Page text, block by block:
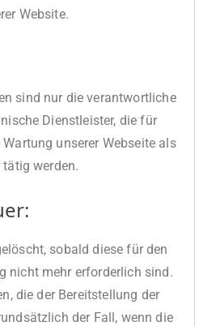
Website.
sind nur die verantwortliche
Dienstleister, die für
unserer Webseite als
werden.
sobald diese für den
nicht mehr erforderlich sind.
die der Bereitstellung der
der Fall, wenn die